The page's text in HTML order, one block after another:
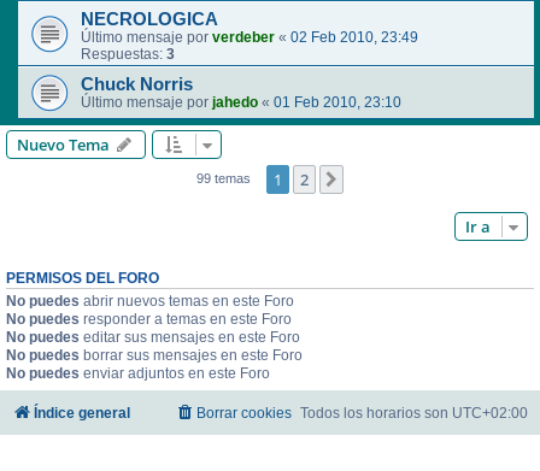
NECROLOGICA
Último mensaje por verdeber « 02 Feb 2010, 23:49
Respuestas: 3
Chuck Norris
Último mensaje por jahedo « 01 Feb 2010, 23:10
Nuevo Tema
99 temas 1 2
Ir a
PERMISOS DEL FORO
No puedes abrir nuevos temas en este Foro
No puedes responder a temas en este Foro
No puedes editar sus mensajes en este Foro
No puedes borrar sus mensajes en este Foro
No puedes enviar adjuntos en este Foro
Índice general Todos los horarios son UTC+02:00
Borrar cookies